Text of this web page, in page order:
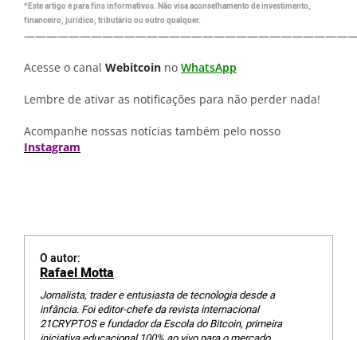
*Este artigo é para fins informativos. Não visa aconselhamento de investimento,
financeiro, jurídico, tributário ou outro qualquer.
Acesse o canal Webitcoin no WhatsApp
Lembre de ativar as notificações para não perder nada!
Acompanhe nossas notícias também pelo nosso
Instagram
O autor:
Rafael Motta
Jornalista, trader e entusiasta de tecnologia desde a
infância. Foi editor-chefe da revista internacional
21CRYPTOS e fundador da Escola do Bitcoin, primeira